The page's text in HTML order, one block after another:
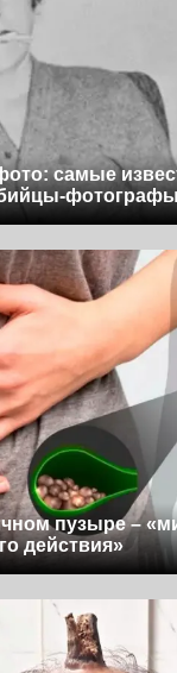
самые
пузыре –
действия»